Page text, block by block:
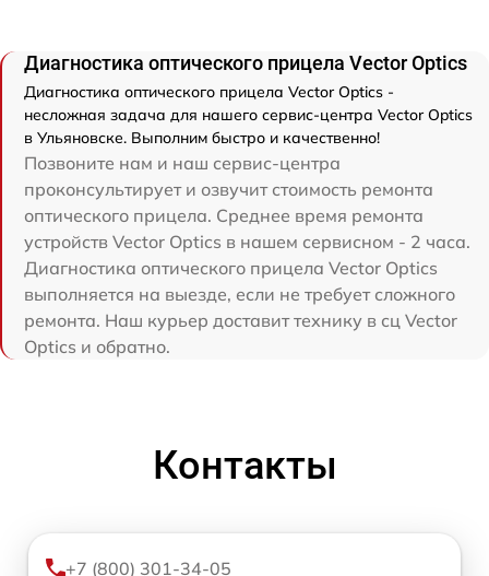
Диагностика оптического прицела Vector Optics
Диагностика оптического прицела Vector Optics -
несложная задача для нашего сервис-центра Vector Optics
в Ульяновске. Выполним быстро и качественно!
Позвоните нам и наш сервис-центра
проконсультирует и озвучит стоимость ремонта
оптического прицела. Среднее время ремонта
устройств Vector Optics в нашем сервисном - 2 часа.
Диагностика оптического прицела Vector Optics
выполняется на выезде, если не требует сложного
ремонта. Наш курьер доставит технику в сц Vector
Optics и обратно.
Контакты
+7 (800) 301-34-05